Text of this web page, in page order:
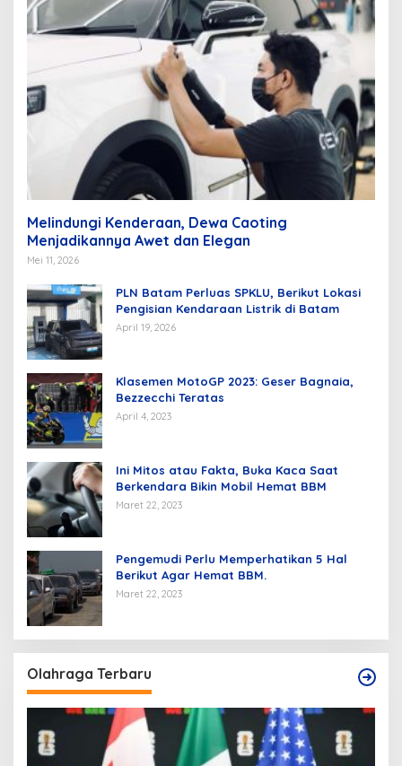
Melindungi Kenderaan, Dewa Caoting
Menjadikannya Awet dan Elegan
Mei 11, 2026
PLN Batam Perluas SPKLU, Berikut Lokasi
Pengisian Kendaraan Listrik di Batam
April 19, 2026
Klasemen MotoGP 2023: Geser Bagnaia,
Bezzecchi Teratas
April 4, 2023
Ini Mitos atau Fakta, Buka Kaca Saat
Berkendara Bikin Mobil Hemat BBM
Maret 22, 2023
Pengemudi Perlu Memperhatikan 5 Hal
Berikut Agar Hemat BBM.
Maret 22, 2023
Olahraga Terbaru